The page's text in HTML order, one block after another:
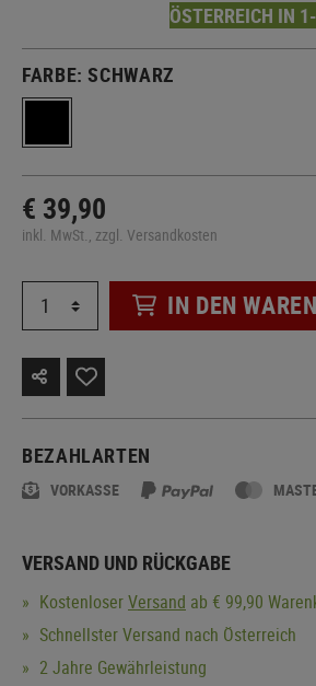
ÖSTERREICH IN
FARBE:SCHWARZ
€ 39,90
inkl. MwSt., zzgl. Versandkosten
IN DEN
BEZAHLARTEN
VORKASSE
VERSAND UND RÜCKGABE
KostenloserVersand ab € 99,90
Schnellster Versand nach Österreich
2 Jahre Gewährleistung